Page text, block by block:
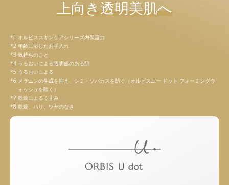
上向き透明美肌へ
オルビススキンケアシリーズ内保湿力
年齢に応じたお手入れ
気持ちのこと
うるおいによる透明感のある肌
うるおいによる
メラニンの生成を抑え、シミ・ソバカスを防ぐ（オルビスユー ドット フォーミングウ
ォッシュを除く）
乾燥によるくすみ
乾燥、ハリ、ツヤのなさ